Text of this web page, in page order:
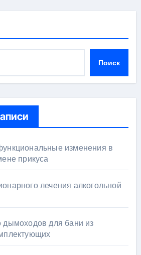
Поиск
изменения в
прикуса
лечения алкогольной
дымоходов для бани из